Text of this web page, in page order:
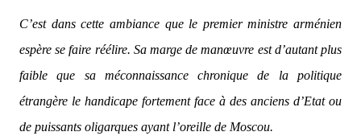
C’est dans cette ambiance que le premier ministre arménien
espère se faire réélire. Sa marge de manœuvre est d’autant plus
faible que sa méconnaissance chronique de la politique
étrangère le handicape fortement face à des anciens d’Etat ou
de puissants oligarques ayant l’oreille de Moscou.